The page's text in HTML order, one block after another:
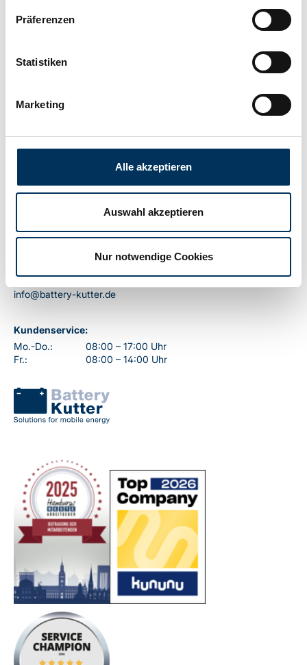
Präferenzen
Statistiken
Marketing
Alle akzeptieren
Auswahl akzeptieren
Nur notwendige Cookies
Robert-Koch-Straße 19a
22851 Norderstedt
info@battery-kutter.de
Kundenservice:
Mo.-Do.:
08:00 – 17:00 Uhr
Fr.:
08:00 – 14:00 Uhr